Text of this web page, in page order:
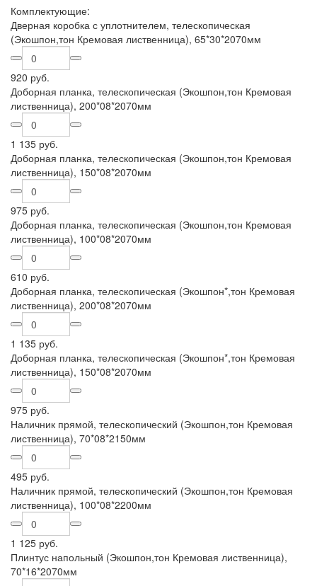
Комплектующие:
Дверная коробка с уплотнителем, телескопическая
(Экошпон,тон Кремовая лиственница), 65*30*2070мм
920 руб.
Доборная планка, телескопическая (Экошпон,тон Кремовая
лиственница), 200*08*2070мм
1 135 руб.
Доборная планка, телескопическая (Экошпон,тон Кремовая
лиственница), 150*08*2070мм
975 руб.
Доборная планка, телескопическая (Экошпон,тон Кремовая
лиственница), 100*08*2070мм
610 руб.
Доборная планка, телескопическая (Экошпон*,тон Кремовая
лиственница), 200*08*2070мм
1 135 руб.
Доборная планка, телескопическая (Экошпон*,тон Кремовая
лиственница), 150*08*2070мм
975 руб.
Наличник прямой, телескопический (Экошпон,тон Кремовая
лиственница), 70*08*2150мм
495 руб.
Наличник прямой, телескопический (Экошпон,тон Кремовая
лиственница), 100*08*2200мм
1 125 руб.
Плинтус напольный (Экошпон,тон Кремовая лиственница),
70*16*2070мм